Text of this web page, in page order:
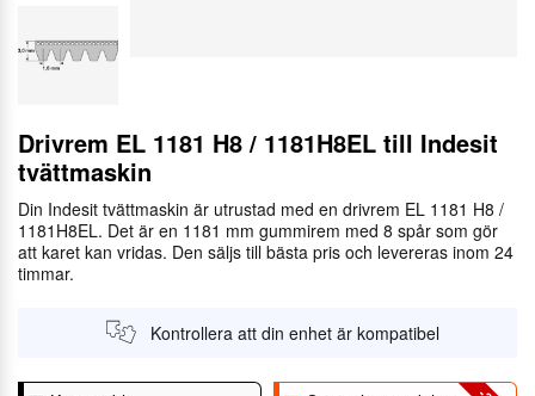
Drivrem EL 1181 H8 / 1181H8EL till Indesit
tvättmaskin
Din Indesit tvättmaskin är utrustad med en drivrem EL 1181 H8 /
1181H8EL. Det är en 1181 mm gummirem med 8 spår som gör
att karet kan vridas. Den säljs till bästa pris och levereras inom 24
timmar.
Kontrollera att din enhet är kompatibel